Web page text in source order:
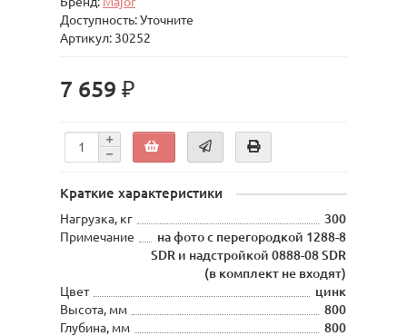
Доступность: Уточните
Артикул: 30252
7 659 ₽
Краткие характеристики
Нагрузка, кг
300
Примечание
на фото с перегородкой 1288-8
SDR и надстройкой 0888-08 SDR
(в комплект не входят)
Цвет
цинк
Высота, мм
800
Глубина, мм
800